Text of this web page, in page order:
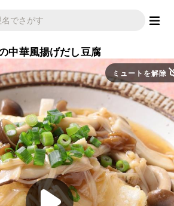
中華風揚げだし豆腐
ミュートを解除